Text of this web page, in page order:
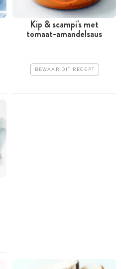
Kip & scampi's met
tomaat-amandelsaus
BEWAAR DIT RECEPT